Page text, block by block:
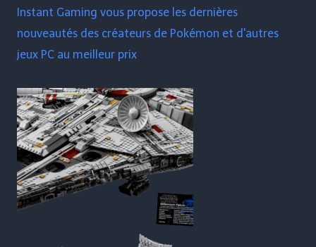
Instant Gaming vous propose les dernières
nouveautés des créateurs de Pokémon et d'autres
jeux PC au meilleur prix